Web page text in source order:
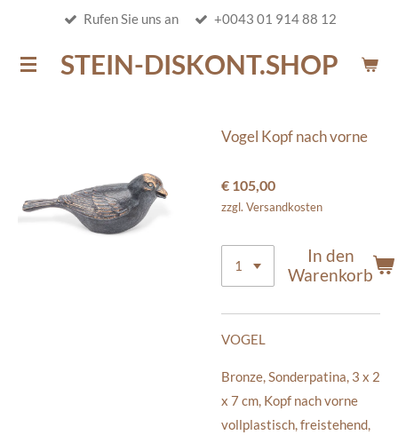
springenSTEIN-DISKONT.SHOP
Rufen Sie uns an +0043 01 914 88 12
Vogel Kopf nach vorne
€ 105,00
zzgl. Versandkosten
In den
Warenkorb
VOGEL
Bronze, Sonderpatina, 3 x 2
x 7 cm, Kopf nach vorne
vollplastisch, freistehend,